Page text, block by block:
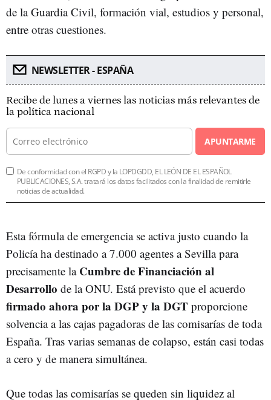
de la Guardia Civil, formación vial, estudios y personal,
entre otras cuestiones.
NEWSLETTER - ESPAÑA
Recibe de lunes a viernes las noticias más relevantes de
la política nacional
APUNTARME
De conformidad con el RGPD y la LOPDGDD, EL LEÓN DE EL ESPAÑOL
PUBLICACIONES, S.A. tratará los datos facilitados con la finalidad de remitirle
noticias de actualidad.
Esta fórmula de emergencia se activa justo cuando la
Policía ha destinado a 7.000 agentes a Sevilla para
precisamente la Cumbre de Financiación al
Desarrollo de la ONU. Está previsto que el acuerdo
firmado ahora por la DGP y la DGT proporcione
solvencia a las cajas pagadoras de las comisarías de toda
España. Tras varias semanas de colapso, están casi todas
a cero y de manera simultánea.
Que todas las comisarías se queden sin liquidez al